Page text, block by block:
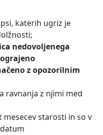
katerih ugriz je
nedovoljenega
z opozorilnim
ravnanja z njimi med
starosti in so v